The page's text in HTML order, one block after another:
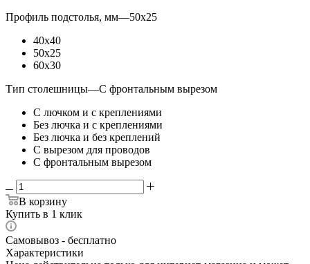
Профиль подстолья, мм—50x25
40x40
50x25
60x30
Тип столешницы—С фронтальным вырезом
С лючком и с креплениями
Без лючка и с креплениями
Без лючка и без креплений
С вырезом для проводов
С фронтальным вырезом
В корзину
Купить в 1 клик
Самовывоз - бесплатно
Характеристики